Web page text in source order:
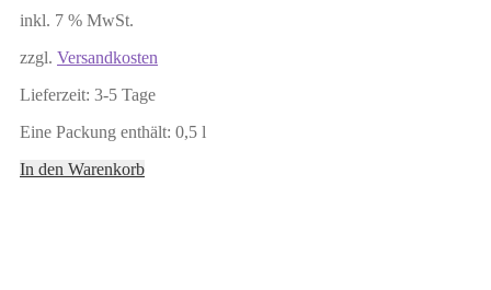
inkl. 7 % MwSt.
zzgl. Versandkosten
Lieferzeit: 3-5 Tage
Eine Packung enthält: 0,5 l
In den Warenkorb